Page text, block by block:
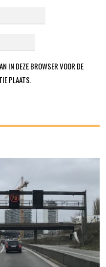
IN DEZE BROWSER VOOR DE
PLAATS.